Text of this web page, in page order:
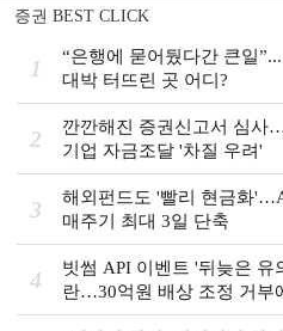
증권 BEST CLICK
1
“은행에 묻어뒀다간 큰일
대박 터뜨린 곳 어디?
2
깐깐해진 증권신고서 심사
기업 자금조달 '차질 우려'
3
해외펀드도 '빨리 현금화
매주기 최대 3일 단축
4
빗썸 API 이벤트 '뒤늦은 유
란…30억원 배상 조정 거부